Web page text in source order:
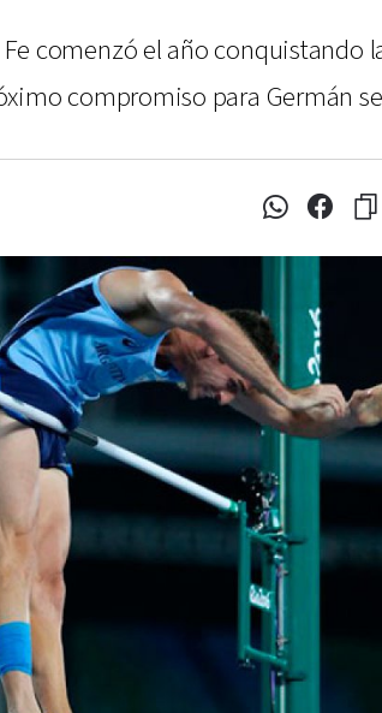
comenzó el año conquistando
compromiso para Germán